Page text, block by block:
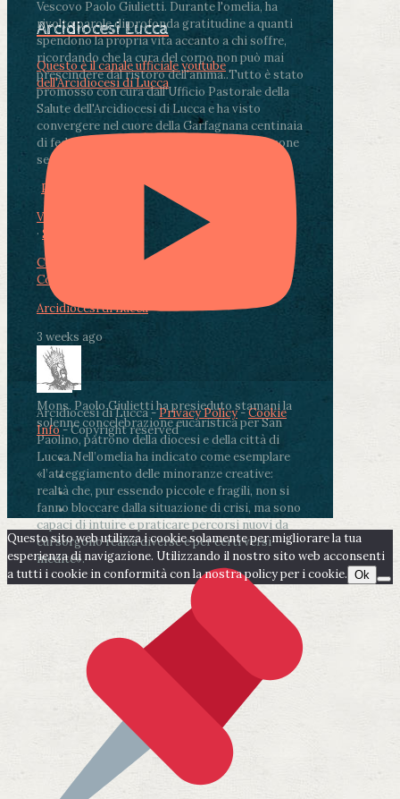
Vescovo Paolo Giulietti. Durante l'omelia, ha
rivolto parole di profonda gratitudine a quanti
spendono la propria vita accanto a chi soffre,
ricordando che la cura del corpo non può mai
prescindere dal ristoro dell'anima..Tutto è stato
promosso con cura dall'Ufficio Pastorale della
Salute dell'Arcidiocesi di Lucca e ha visto
convergere nel cuore della Garfagnana centinaia
di fedeli, operatori sanitari, volontari e persone
segnate dalla malattia.
Photo
View on Facebook
· Share
Condividi su Facebook
Condividi su LinkedIn
Arcidiocesi di Lucca
3 weeks ago
Mons. Paolo Giulietti ha presieduto stamani la
solenne concelebrazione eucaristica per San
Paolino, patrono della diocesi e della città di
Lucca.Nell’omelia ha indicato come esemplare
«l’atteggiamento delle minoranze creative:
realtà che, pur essendo piccole e fragili, non si
fanno bloccare dalla situazione di crisi, ma sono
capaci di intuire e praticare percorsi nuovi da
cui sorgono realtà diverse e per certi versi
inedite».
Arcidiocesi Lucca
Questo è il canale ufficiale youtube
dell'Arcidiocesi di Lucca
Arcidiocesi di Lucca -Privacy Policy-Cookie
Info- Copyright reserved
Questo sito web utilizza i cookie solamente per migliorare la tua
esperienza di navigazione. Utilizzando il nostro sito web acconsenti
a tutti i cookie in conformità con la nostra policy per i cookie. Ok